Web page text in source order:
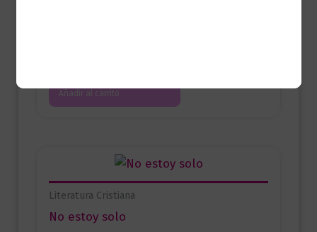
Añadir al carrito
Literatura Cristiana
No estoy solo